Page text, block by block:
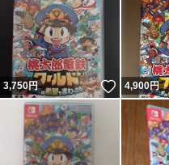
3,750円 いいね！
4,900円